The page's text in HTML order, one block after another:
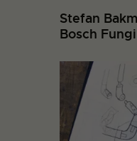
Stefan
Bosch Fungi